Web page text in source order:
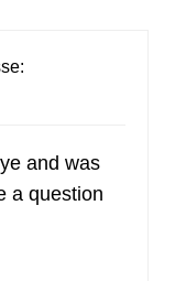
and was
a question